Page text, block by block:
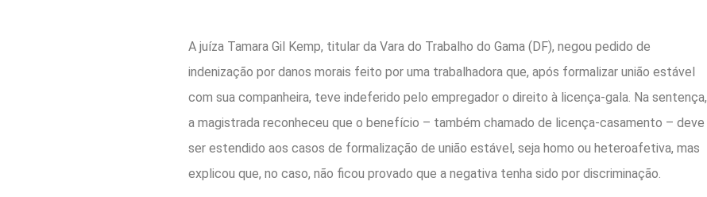
A juíza Tamara Gil Kemp, titular da Vara do Trabalho do Gama (DF), negou pedido de
indenização por danos morais feito por uma trabalhadora que, após formalizar união estável
com sua companheira, teve indeferido pelo empregador o direito à licença-gala. Na sentença,
a magistrada reconheceu que o benefício – também chamado de licença-casamento – deve
ser estendido aos casos de formalização de união estável, seja homo ou heteroafetiva, mas
explicou que, no caso, não ficou provado que a negativa tenha sido por discriminação.